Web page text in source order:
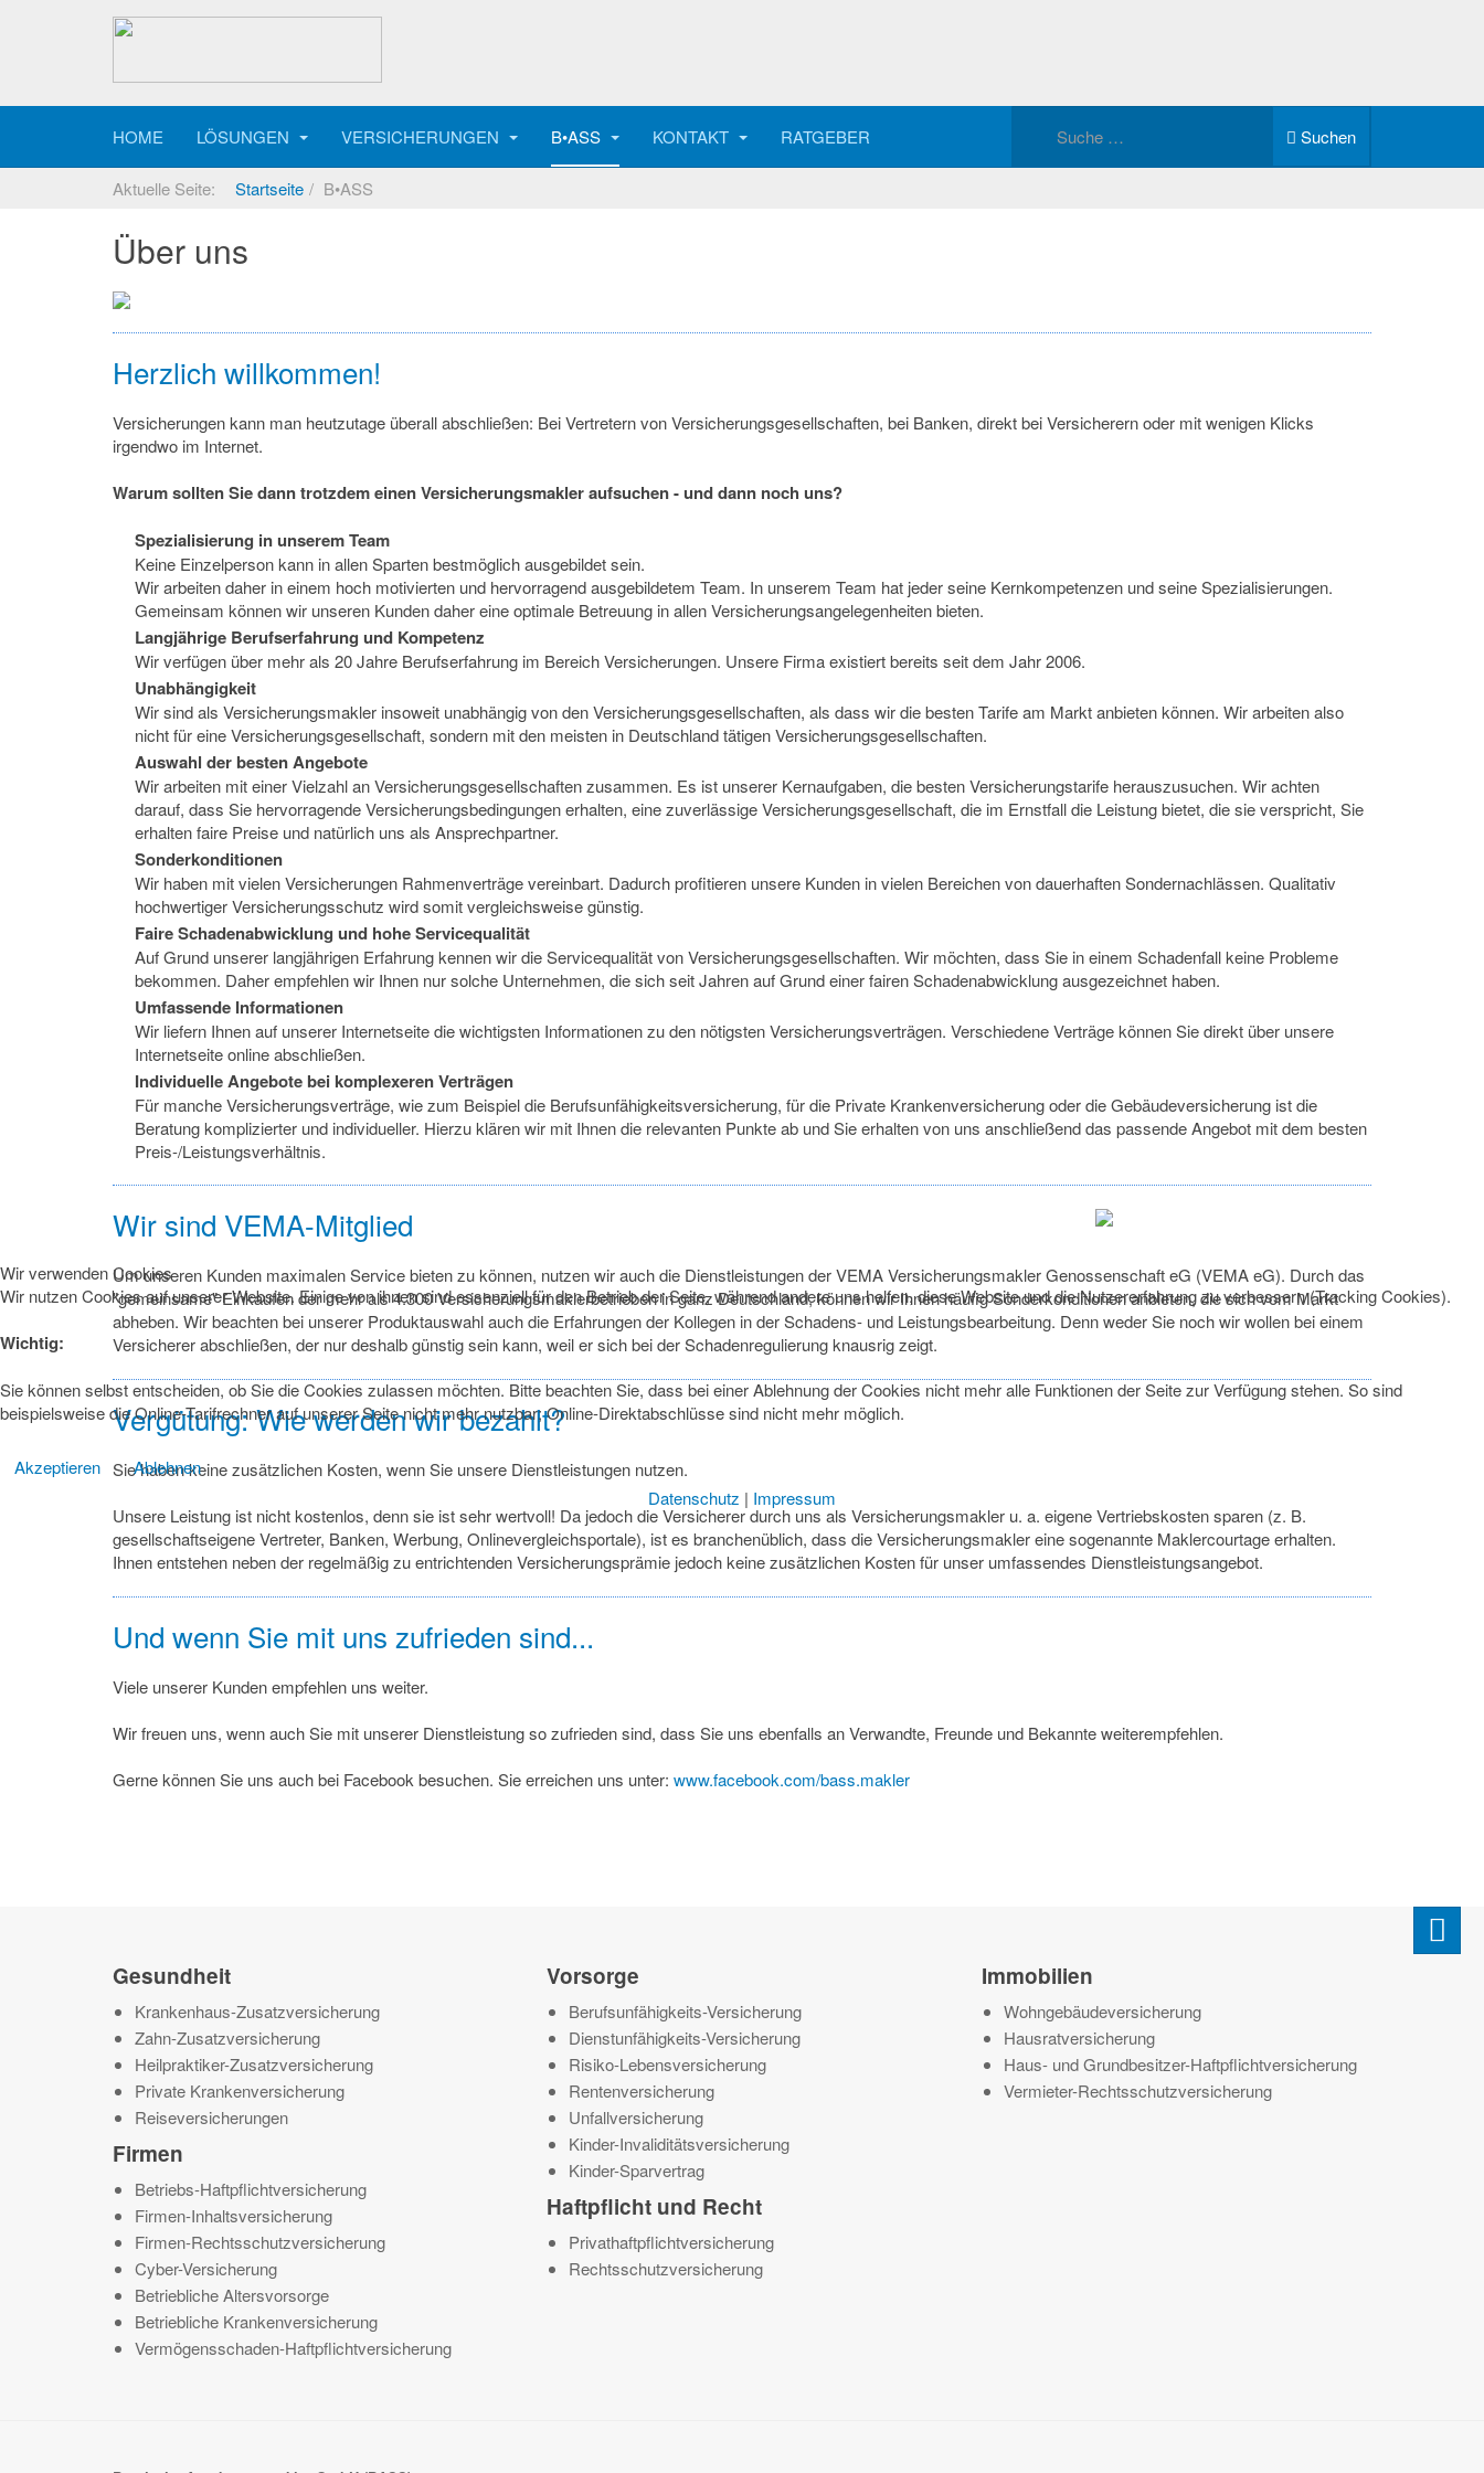
Suchen
HOME LÖSUNGEN VERSICHERUNGEN B•ASS KONTAKT RATGEBER
Aktuelle Seite: Startseite B•ASS
Über uns
Herzlich willkommen!
Versicherungen kann man heutzutage überall abschließen: Bei Vertretern von Versicherungsgesellschaften, bei Banken, direkt bei Versicherern oder mit wenigen Klicks
irgendwo im Internet.
Warum sollten Sie dann trotzdem einen Versicherungsmakler aufsuchen - und dann noch uns?
Spezialisierung in unserem Team
Keine Einzelperson kann in allen Sparten bestmöglich ausgebildet sein.
Wir arbeiten daher in einem hoch motivierten und hervorragend ausgebildetem Team. In unserem Team hat jeder seine Kernkompetenzen und seine Spezialisierungen.
Gemeinsam können wir unseren Kunden daher eine optimale Betreuung in allen Versicherungsangelegenheiten bieten.
Langjährige Berufserfahrung und Kompetenz
Wir verfügen über mehr als 20 Jahre Berufserfahrung im Bereich Versicherungen. Unsere Firma existiert bereits seit dem Jahr 2006.
Unabhängigkeit
Wir sind als Versicherungsmakler insoweit unabhängig von den Versicherungsgesellschaften, als dass wir die besten Tarife am Markt anbieten können. Wir arbeiten also
nicht für eine Versicherungsgesellschaft, sondern mit den meisten in Deutschland tätigen Versicherungsgesellschaften.
Auswahl der besten Angebote
Wir arbeiten mit einer Vielzahl an Versicherungsgesellschaften zusammen. Es ist unserer Kernaufgaben, die besten Versicherungstarife herauszusuchen. Wir achten
darauf, dass Sie hervorragende Versicherungsbedingungen erhalten, eine zuverlässige Versicherungsgesellschaft, die im Ernstfall die Leistung bietet, die sie verspricht, Sie
erhalten faire Preise und natürlich uns als Ansprechpartner.
Sonderkonditionen
Wir haben mit vielen Versicherungen Rahmenverträge vereinbart. Dadurch profitieren unsere Kunden in vielen Bereichen von dauerhaften Sondernachlässen. Qualitativ
hochwertiger Versicherungsschutz wird somit vergleichsweise günstig.
Faire Schadenabwicklung und hohe Servicequalität
Auf Grund unserer langjährigen Erfahrung kennen wir die Servicequalität von Versicherungsgesellschaften. Wir möchten, dass Sie in einem Schadenfall keine Probleme
bekommen. Daher empfehlen wir Ihnen nur solche Unternehmen, die sich seit Jahren auf Grund einer fairen Schadenabwicklung ausgezeichnet haben.
Umfassende Informationen
Wir liefern Ihnen auf unserer Internetseite die wichtigsten Informationen zu den nötigsten Versicherungsverträgen. Verschiedene Verträge können Sie direkt über unsere
Internetseite online abschließen.
Individuelle Angebote bei komplexeren Verträgen
Für manche Versicherungsverträge, wie zum Beispiel die Berufsunfähigkeitsversicherung, für die Private Krankenversicherung oder die Gebäudeversicherung ist die
Beratung komplizierter und individueller. Hierzu klären wir mit Ihnen die relevanten Punkte ab und Sie erhalten von uns anschließend das passende Angebot mit dem besten
Preis-/Leistungsverhältnis.
Wir sind VEMA-Mitglied
Um unseren Kunden maximalen Service bieten zu können, nutzen wir auch die Dienstleistungen der VEMA Versicherungsmakler Genossenschaft eG (VEMA eG). Durch das
"gemeinsame" Einkaufen der mehr als 4.300 Versicherungsmaklerbetrieben in ganz Deutschland, können wir Ihnen häufig Sonderkonditionen anbieten, die sich vom Markt
abheben. Wir beachten bei unserer Produktauswahl auch die Erfahrungen der Kollegen in der Schadens- und Leistungsbearbeitung. Denn weder Sie noch wir wollen bei einem
Versicherer abschließen, der nur deshalb günstig sein kann, weil er sich bei der Schadenregulierung knausrig zeigt.
Vergütung: Wie werden wir bezahlt?
Sie haben keine zusätzlichen Kosten, wenn Sie unsere Dienstleistungen nutzen.
Unsere Leistung ist nicht kostenlos, denn sie ist sehr wertvoll! Da jedoch die Versicherer durch uns als Versicherungsmakler u. a. eigene Vertriebskosten sparen (z. B.
gesellschaftseigene Vertreter, Banken, Werbung, Onlinevergleichsportale), ist es branchenüblich, dass die Versicherungsmakler eine sogenannte Maklercourtage erhalten.
Ihnen entstehen neben der regelmäßig zu entrichtenden Versicherungsprämie jedoch keine zusätzlichen Kosten für unser umfassendes Dienstleistungsangebot.
Und wenn Sie mit uns zufrieden sind...
Viele unserer Kunden empfehlen uns weiter.
Wir freuen uns, wenn auch Sie mit unserer Dienstleistung so zufrieden sind, dass Sie uns ebenfalls an Verwandte, Freunde und Bekannte weiterempfehlen.
Gerne können Sie uns auch bei Facebook besuchen. Sie erreichen uns unter: www.facebook.com/bass.makler
Gesundheit
Krankenhaus-Zusatzversicherung
Zahn-Zusatzversicherung
Heilpraktiker-Zusatzversicherung
Private Krankenversicherung
Reiseversicherungen
Firmen
Betriebs-Haftpflichtversicherung
Firmen-Inhaltsversicherung
Firmen-Rechtsschutzversicherung
Cyber-Versicherung
Betriebliche Altersvorsorge
Betriebliche Krankenversicherung
Vermögensschaden-Haftpflichtversicherung
Vorsorge
Berufsunfähigkeits-Versicherung
Dienstunfähigkeits-Versicherung
Risiko-Lebensversicherung
Rentenversicherung
Unfallversicherung
Kinder-Invaliditätsversicherung
Kinder-Sparvertrag
Haftpflicht und Recht
Privathaftpflichtversicherung
Rechtsschutzversicherung
Immobilien
Wohngebäudeversicherung
Hausratversicherung
Haus- und Grundbesitzer-Haftpflichtversicherung
Vermieter-Rechtsschutzversicherung
Wir verwenden Cookies
Wir nutzen Cookies auf unserer Website. Einige von ihnen sind essenziell für den Betrieb der Seite, während andere uns helfen, diese Website und die Nutzererfahrung zu verbessern (Tracking Cookies).
Wichtig:
Sie können selbst entscheiden, ob Sie die Cookies zulassen möchten. Bitte beachten Sie, dass bei einer Ablehnung der Cookies nicht mehr alle Funktionen der Seite zur Verfügung stehen. So sind
beispielsweise die Online-Tarifrechner auf unserer Seite nicht mehr nutzbar; Online-Direktabschlüsse sind nicht mehr möglich.
Akzeptieren
Ablehnen
Datenschutz | Impressum